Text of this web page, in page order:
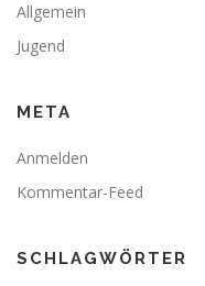
Allgemein
Jugend
META
Anmelden
Kommentar-Feed
SCHLAGWÖRTER